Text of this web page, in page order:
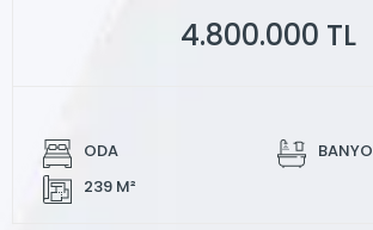
4.800.000 TL
ODA
BANYO
239 M²